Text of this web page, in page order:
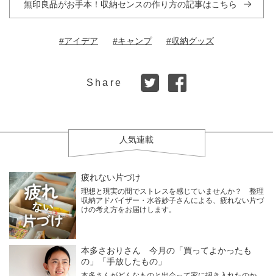
無印良品がお手本！収納センスの作り方の記事はこちら
#アイデア #キャンプ #収納グッズ
Share
人気連載
疲れない片づけ
理想と現実の間でストレスを感じていませんか？ 整理
収納アドバイザー・水谷妙子さんによる、疲れない片づ
けの考え方をお届けします。
本多さおりさん 今月の「買ってよかったも
の」「手放したもの」